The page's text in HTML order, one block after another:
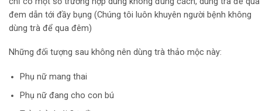
đem dẫn tới đầy bụng (Chúng tôi luôn khuyên người bệnh không
dùng trà để qua đêm)
Những đối tượng sau không nên dùng trà thảo mộc này:
Phụ nữ mang thai
Phụ nữ đang cho con bú